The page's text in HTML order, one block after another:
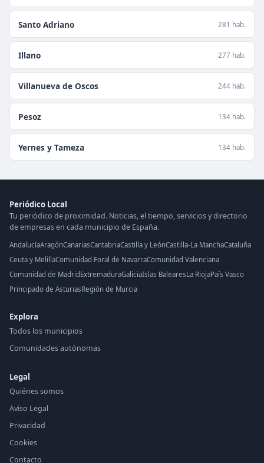
Santo Adriano 281 hab.
Illano 277 hab.
Villanueva de Oscos 244 hab.
Pesoz 134 hab.
Yernes y Tameza 134 hab.
Periódico Local
Tu periódico de proximidad. Noticias, el tiempo, servicios y directorio
de empresas en cada municipio de España.
AndalucíaAragónCanariasCantabriaCastilla y LeónCastilla-La ManchaCataluña
Ceuta y MelillaComunidad Foral de NavarraComunidad Valenciana
Comunidad de MadridExtremaduraGaliciaIslas BalearesLa RiojaPaís Vasco
Principado de AsturiasRegión de Murcia
Explora
Todos los municipios
Comunidades autónomas
Legal
Quiénes somos
Aviso Legal
Privacidad
Cookies
Contacto